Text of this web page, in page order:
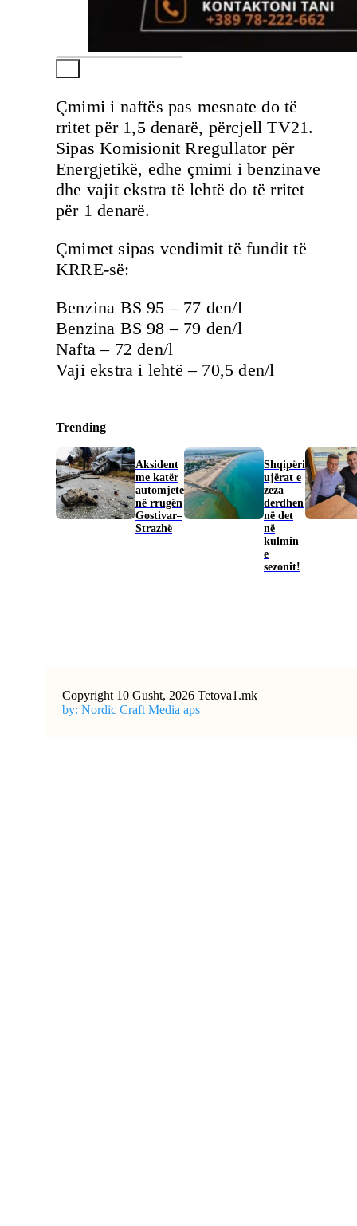
Çmimi i naftës pas mesnate do të
rritet për 1,5 denarë, përcjell TV21.
Sipas Komisionit Rregullator për
Energjetikë, edhe çmimi i benzinave
dhe vajit ekstra të lehtë do të rritet
për 1 denarë.
Çmimet sipas vendimit të fundit të
KRRE-së:
Benzina BS 95 – 77 den/l
Benzina BS 98 – 79 den/l
Nafta – 72 den/l
Vaji ekstra i lehtë – 70,5 den/l
Trending
Aksident
me katër
automjete
në rrugën
Gostivar–
Strazhë
Shqipëri
ujërat e
zeza
derdhen
në det
në
kulmin
e
sezonit!
Copyright 10 Gusht, 2026 Tetova1.mk
by: Nordic Craft Media aps